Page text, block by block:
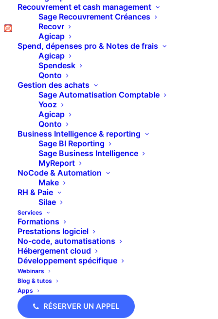
Recouvrement et cash management
Sage Recouvrement Créances
Recovr
Agicap
Spend, dépenses pro & Notes de frais
Agicap
Spendesk
Qonto
Gestion des achats
Sage Automatisation Comptable
Yooz
Agicap
Qonto
Business Intelligence & reporting
Sage BI Reporting
Sage Business Intelligence
MyReport
NoCode & Automation
Make
RH & Paie
Silae
Services
Formations
Prestations logiciel
No-code, automatisations
Hébergement cloud
Développement spécifique
Webinars
Blog & tutos
Apps
RÉSERVER UN APPEL
Replay webinar : Boostez vos ventes avec Pipedrive et
CloudTalk, le duo gagnant pour une prospection plus
efficace
23 juin 2026